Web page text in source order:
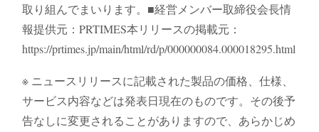
取り組んでまいります。■経営メンバー取締役会長情
報提供元：PRTIMES本リリースの掲載元：
https://prtimes.jp/main/html/rd/p/000000084.000018295.html
※ ニュースリリースに記載された製品の価格、仕様、
サービス内容などは発表日現在のものです。その後予
告なしに変更されることがありますので、あらかじめ